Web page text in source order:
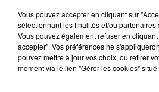
LES ARTICLES LES
Vous pouvez accepter en cliquant sur
sélectionnant les finalités et/ou partenaires
Vous pouvez également refuser en
accepter". Vos préférences ne
pouvez mettre à jour vos choix, ou retirer
moment via le lien "Gérer les cookies"